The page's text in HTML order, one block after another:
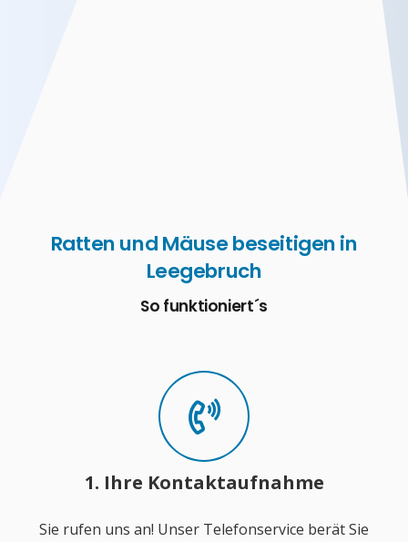
Ratten und Mäuse beseitigen in
Leegebruch
So funktioniert´s
1. Ihre Kontaktaufnahme
Sie rufen uns an! Unser Telefonservice berät Sie